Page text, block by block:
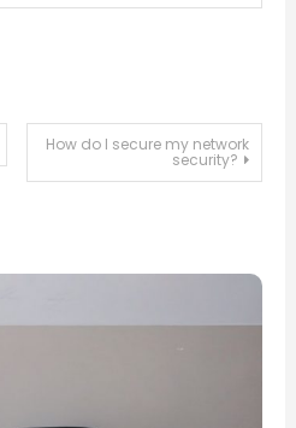
How do I secure my network
security?